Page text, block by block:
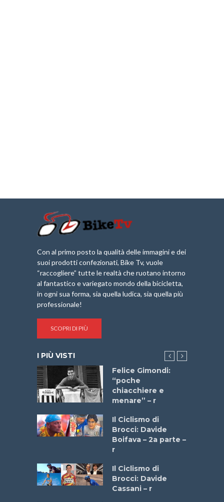
Con al primo posto la qualità delle immagini e dei
suoi prodotti confezionati, Bike Tv, vuole
“raccogliere” tutte le realtà che ruotano intorno
al fantastico e variegato mondo della bicicletta,
in ogni sua forma, sia quella ludica, sia quella più
professionale!
SCOPRI DI PIÙ
I PIÙ VISTI
Felice Gimondi:
“poche
chiacchiere e
menare” – r
Il Ciclismo di
Brocci: Davide
Boifava – 2a parte –
r
Il Ciclismo di
Brocci: Davide
Cassani – r